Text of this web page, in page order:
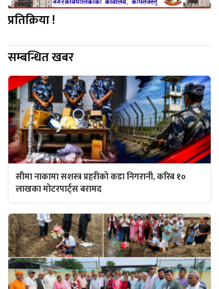
प्रतिक्रिया !
सम्बन्धित खबर
सीमा नाकामा सशस्त्र प्रहरीको कडा निगरानी, करिब १०
लाखका मोटरपार्ट्स बरामद